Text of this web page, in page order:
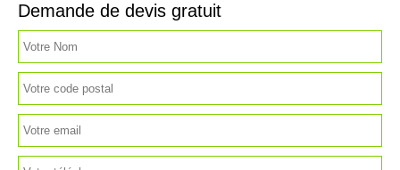
Demande de devis gratuit